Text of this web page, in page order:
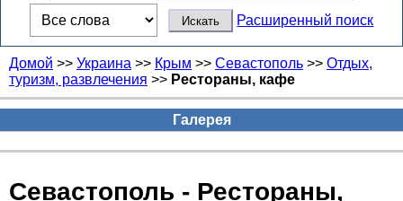
Расширенный поиск
Домой >> Украина >> Крым >> Севастополь >> Отдых,
туризм, развлечения >> Рестораны, кафе
Галерея
Севастополь - Рестораны,